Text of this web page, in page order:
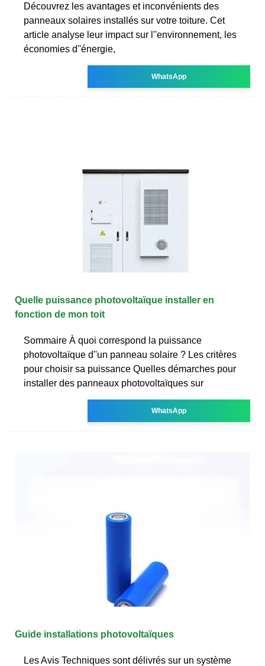
Découvrez les avantages et inconvénients des
panneaux solaires installés sur votre toiture. Cet
article analyse leur impact sur l''environnement, les
économies d''énergie,
WhatsApp
Quelle puissance photovoltaïque installer en
fonction de mon toit
Sommaire À quoi correspond la puissance
photovoltaïque d''un panneau solaire ? Les critères
pour choisir sa puissance Quelles démarches pour
installer des panneaux photovoltaïques sur
WhatsApp
Guide installations photovoltaïques
Les Avis Techniques sont délivrés sur un système